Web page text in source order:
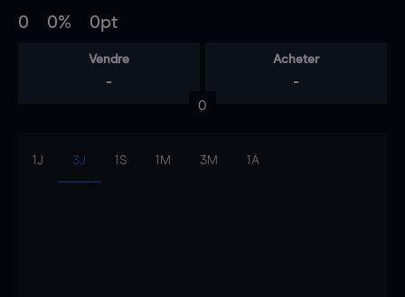
0 0% 0pt
Vendre
-
Acheter
-
0
1J 3J 1S 1M 3M 1A